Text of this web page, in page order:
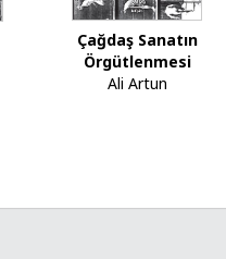
Çağdaş Sanatın
Örgütlenmesi
Ali Artun